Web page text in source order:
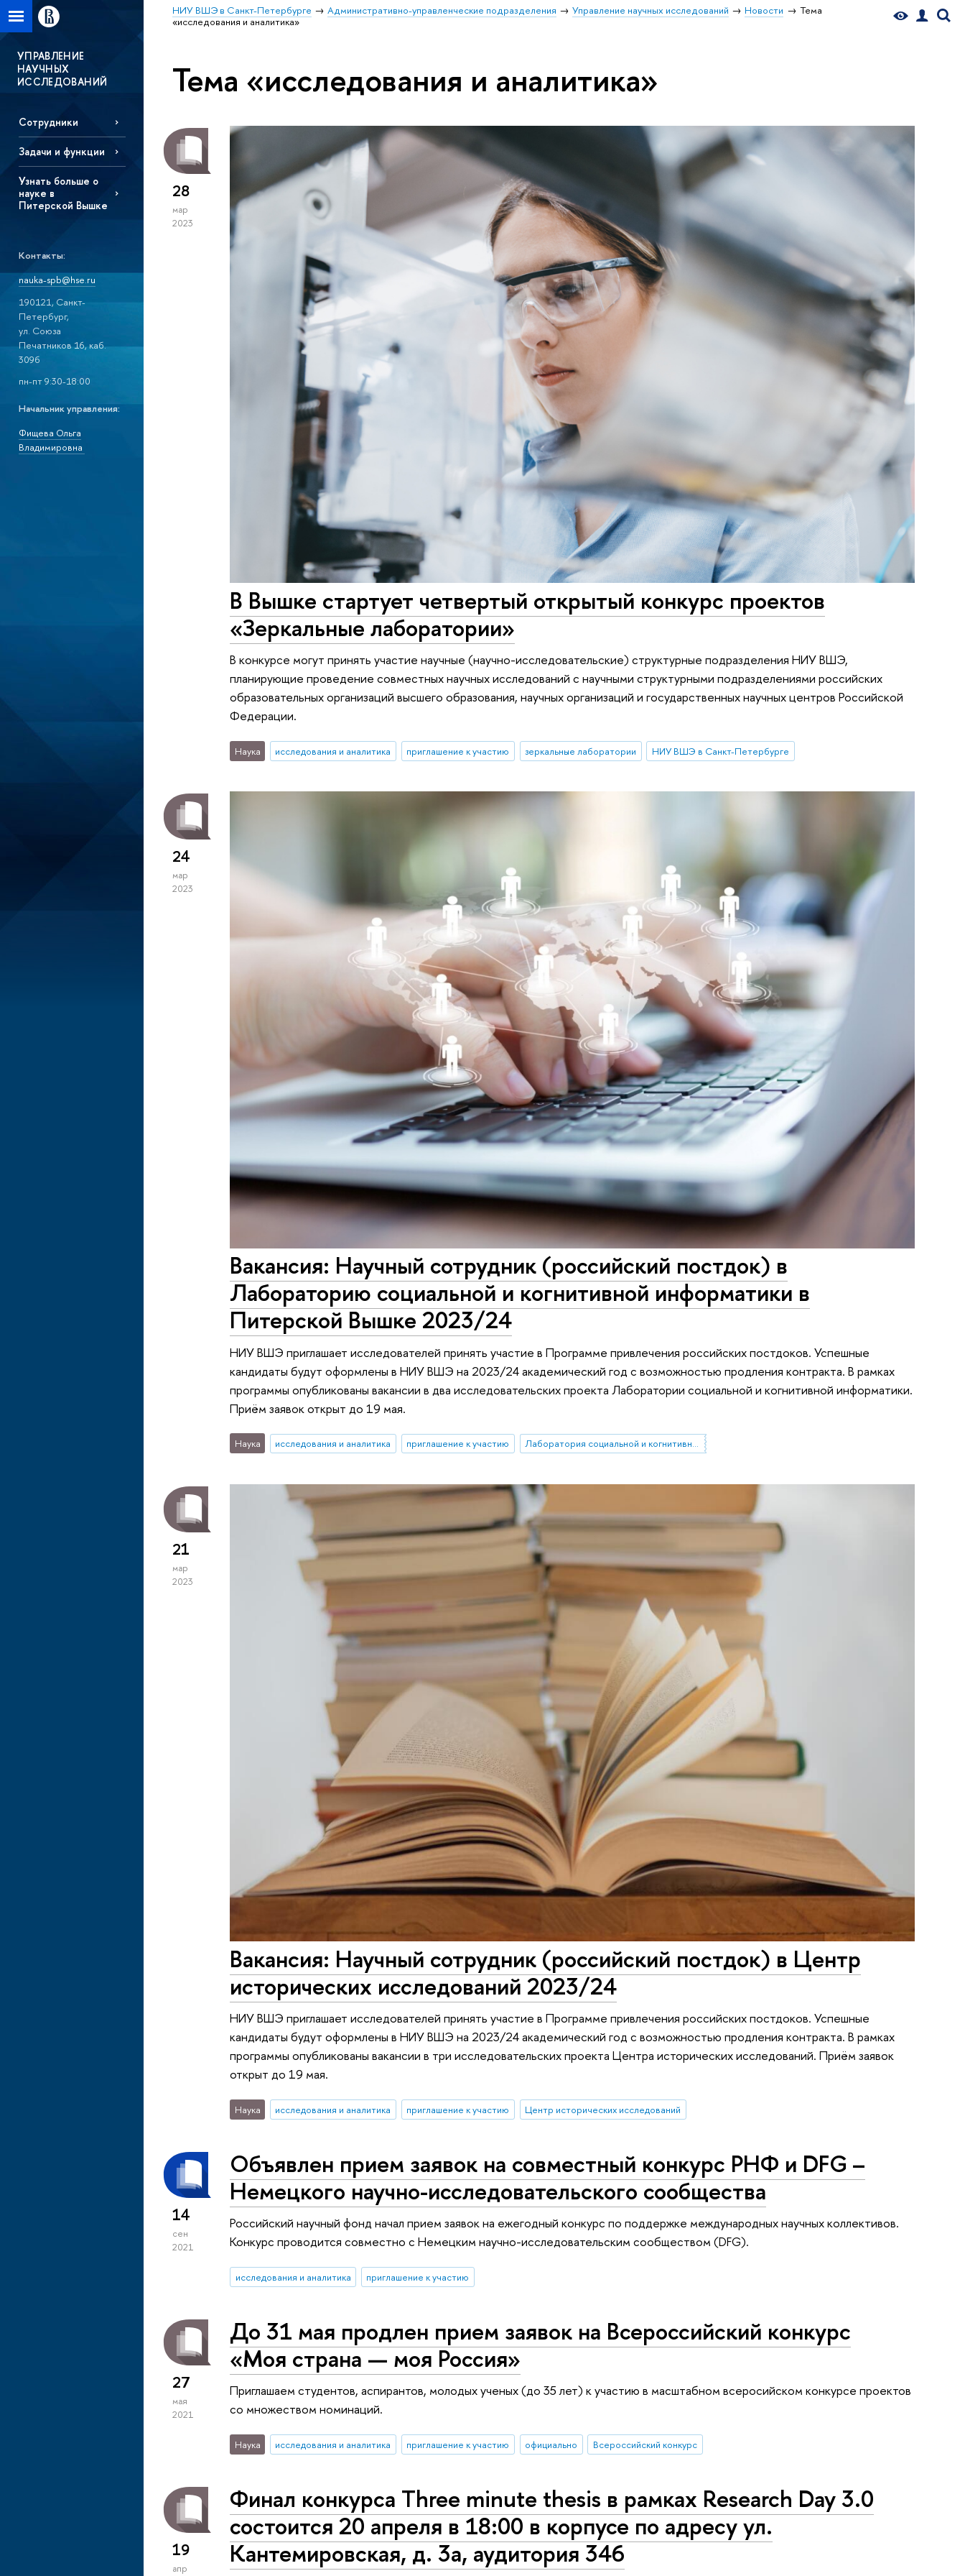
НИУ ВШЭ в Санкт-Петербурге Административно-управленческие подразделения Управление научных исследований Новости
Тема
«исследования и аналитика»
УПРАВЛЕНИЕ
НАУЧНЫХ
ИССЛЕДОВАНИЙ
Сотрудники
Задачи и функции
Узнать больше о
науке в
Питерской Вышке
Контакты:
nauka-spb@hse.ru
190121, Санкт-
Петербург,
ул. Союза
Печатников 16, каб.
309б
пн-пт 9:30-18:00
Начальник управления:
Фищева Ольга
Владимировна
Тема «исследования и аналитика»
28
мар
2023
В Вышке стартует четвертый открытый конкурс проектов
«Зеркальные лаборатории»
В конкурсе могут принять участие научные (научно-исследовательские) структурные подразделения НИУ ВШЭ,
планирующие проведение совместных научных исследований с научными структурными подразделениями российских
образовательных организаций высшего образования, научных организаций и государственных научных центров Российской
Федерации.
Наука исследования и аналитика приглашение к участию зеркальные лаборатории НИУ ВШЭ в Санкт-Петербурге
24
мар
2023
Вакансия: Научный сотрудник (российский постдок) в
Лабораторию социальной и когнитивной информатики в
Питерской Вышке 2023/24
НИУ ВШЭ приглашает исследователей принять участие в Программе привлечения российских постдоков. Успешные
кандидаты будут оформлены в НИУ ВШЭ на 2023/24 академический год с возможностью продления контракта. В рамках
программы опубликованы вакансии в два исследовательских проекта Лаборатории социальной и когнитивной информатики.
Приём заявок открыт до 19 мая.
Наука исследования и аналитика приглашение к участию Лаборатория социальной и когнитивной информатики
21
мар
2023
Вакансия: Научный сотрудник (российский постдок) в Центр
исторических исследований 2023/24
НИУ ВШЭ приглашает исследователей принять участие в Программе привлечения российских постдоков. Успешные
кандидаты будут оформлены в НИУ ВШЭ на 2023/24 академический год с возможностью продления контракта. В рамках
программы опубликованы вакансии в три исследовательских проекта Центра исторических исследований. Приём заявок
открыт до 19 мая.
Наука исследования и аналитика приглашение к участию Центр исторических исследований
14
сен
2021
Объявлен прием заявок на совместный конкурс РНФ и DFG –
Немецкого научно-исследовательского сообщества
Российский научный фонд начал прием заявок на ежегодный конкурс по поддержке международных научных коллективов.
Конкурс проводится совместно с Немецким научно-исследовательским сообществом (DFG).
исследования и аналитика приглашение к участию
27
мая
2021
До 31 мая продлен прием заявок на Всероссийский конкурс
«Моя страна — моя Россия»
Приглашаем студентов, аспирантов, молодых ученых (до 35 лет) к участию в масштабном всеросийском конкурсе проектов
со множеством номинаций.
Наука исследования и аналитика приглашение к участию официально Всероссийский конкурс
19
апр
Финал конкурса Three minute thesis в рамках Research Day 3.0
состоится 20 апреля в 18:00 в корпусе по адресу ул.
Кантемировская, д. 3а, аудитория 346